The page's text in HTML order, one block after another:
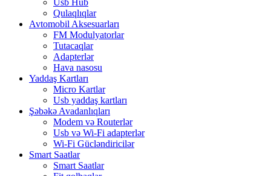
Usb Hub
Qulaqlıqlar
Avtomobil Aksesuarları
FM Modulyatorlar
Tutacaqlar
Adapterlər
Hava nasosu
Yaddaş Kartları
Micro Kartlar
Usb yaddaş kartları
Şəbəkə Avadanlıqları
Modem və Routerlər
Usb və Wi-Fi adapterlər
Wi-Fi Gücləndiricilər
Smart Saatlar
Smart Saatlar